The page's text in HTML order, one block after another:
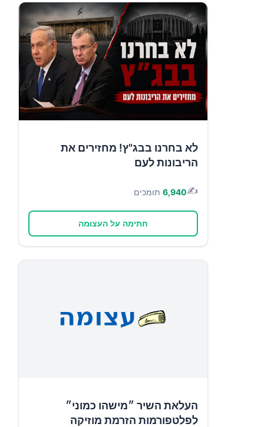
לא בחרנו בבג"ץ! מחזירים את
הריבונות לעם
✍️
6,940 תומכים
חתימה על העצומה
העלאת השיר ״מישהו כמוני״
לפלטפורמות הזרמת מוזיקה